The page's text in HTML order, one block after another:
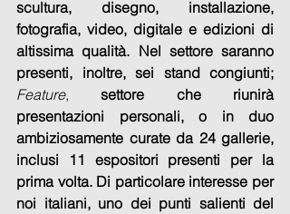
scultura, disegno, installazione,
fotografia, video, digitale e edizioni di
altissima qualità. Nel settore saranno
Feature, settore che riunirà
presentazioni personali, o in duo
ambiziosamente curate da 24 gallerie,
inclusi 11 espositori presenti per la
prima volta. Di particolare interesse per
noi italiani, uno dei punti salienti del